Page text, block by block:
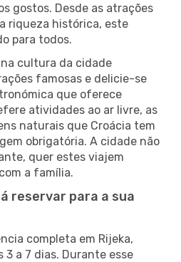
gostos. Desde as atrações
riqueza histórica, este
para todos.
cultura da cidade
famosas e delicie-se
que oferece
atividades ao ar livre, as
naturais que Croácia tem
obrigatória. A cidade não
quer estes viajem
a família.
reservar para a sua
completa em Rijeka,
a 7 dias. Durante esse